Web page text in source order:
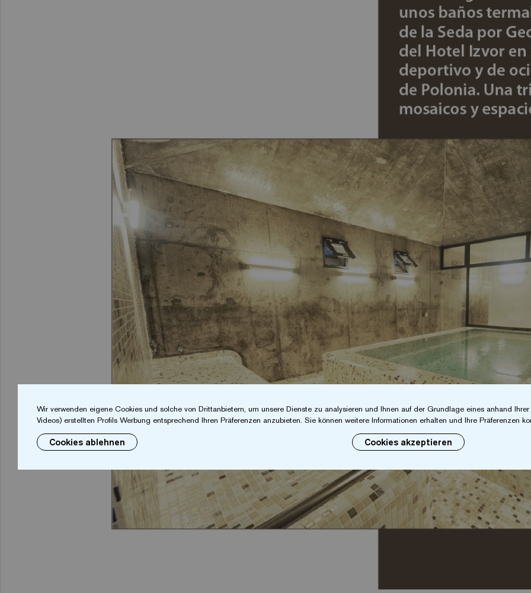
Wir verwenden eigene Cookies und solche von Drittanbietern, um unsere Dienste zu analysieren und Ihnen auf der Grundlage eines anhand
Videos) erstellten Profils Werbung entsprechend Ihren Präferenzen anzubieten. Sie können weitere Informationen erhalten und Ihre Präferenzen
Cookies ablehnen Cookies akzeptieren